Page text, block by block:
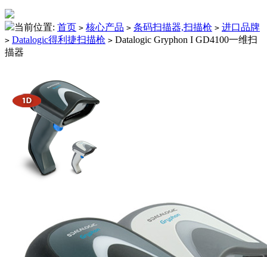
当前位置: 首页 > 核心产品 > 条码扫描器,扫描枪 > 进口品牌
> Datalogic得利捷扫描枪 > Datalogic Gryphon I GD4100一维扫
描器